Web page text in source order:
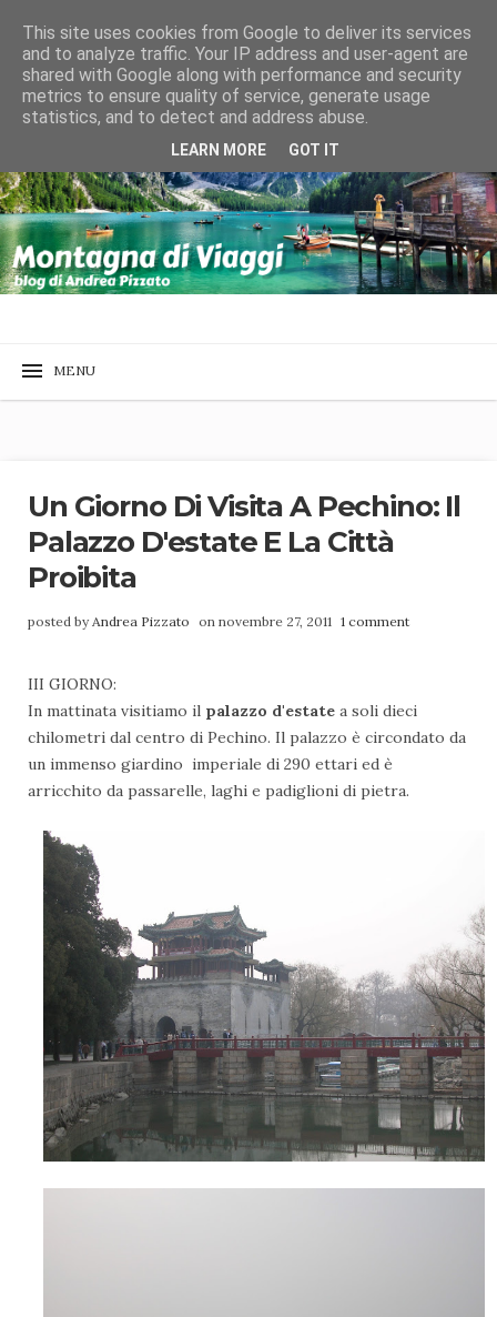
Un Giorno Di Visita A Pechino: Il
Palazzo D'estate E La Città
Proibita
posted by Andrea Pizzato on novembre 27, 2011 1 comment
III GIORNO:
In mattinata visitiamo il palazzo d'estate a soli dieci
chilometri dal centro di Pechino. Il palazzo è circondato da
un immenso giardino imperiale di 290 ettari ed è
arricchito da passarelle, laghi e padiglioni di pietra.
This site uses cookies from Google to deliver its services
and to analyze traffic. Your IP address and user-agent are
shared with Google along with performance and security
metrics to ensure quality of service, generate usage
statistics, and to detect and address abuse.
LEARN MORE GOT IT